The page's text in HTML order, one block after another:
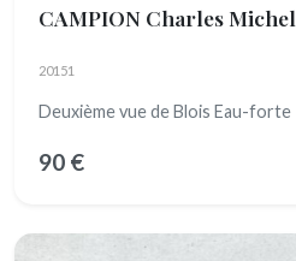
CAMPION Charles Michel
20151
Deuxième vue de Blois Eau-forte
90 €